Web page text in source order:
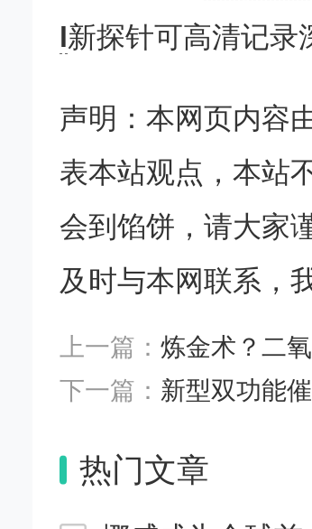
探针可记录多达
探针只能记录8到
解大脑信号。
叠加，形成一个单
l新探针可高清记录
声明：本网页内容
表本站观点，本站
会到馅饼，请大家
及时与本网联系，
上一篇： 炼金术？二
下一篇： 新型双功能
热门文章